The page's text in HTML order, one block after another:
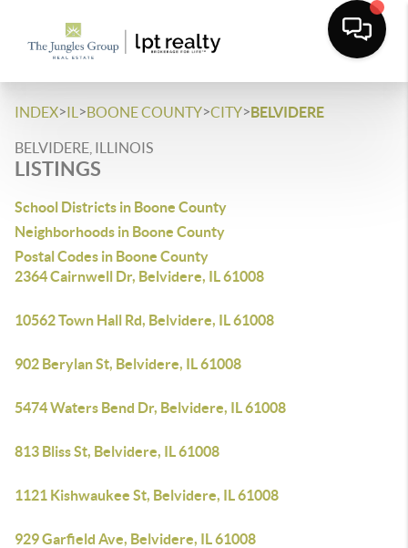
INDEX>IL >BOONE COUNTY>CITY>BELVIDERE
BELVIDERE, ILLINOIS
LISTINGS
School Districts in Boone County
Neighborhoods in Boone County
Postal Codes in Boone County
2364 Cairnwell Dr, Belvidere, IL 61008
10562 Town Hall Rd, Belvidere, IL 61008
902 Berylan St, Belvidere, IL 61008
5474 Waters Bend Dr, Belvidere, IL 61008
813 Bliss St, Belvidere, IL 61008
1121 Kishwaukee St, Belvidere, IL 61008
929 Garfield Ave, Belvidere, IL 61008